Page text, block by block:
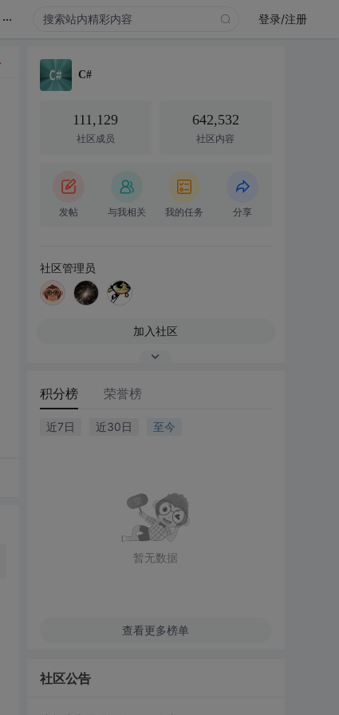
... 登录/注册
C#
111,129
社区成员
642,532
社区内容
发帖 与我相关 我的任务 分享
社区管理员
加入社区
积分榜 荣誉榜
近7日 近30日 至今
暂无数据
查看更多榜单
社区公告